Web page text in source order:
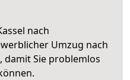
nach
Umzug nach
, damit Sie problemlos